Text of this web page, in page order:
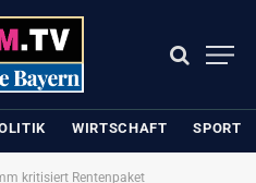
WIRTSCHAFT SPORT
kritisiert Rentenpaket